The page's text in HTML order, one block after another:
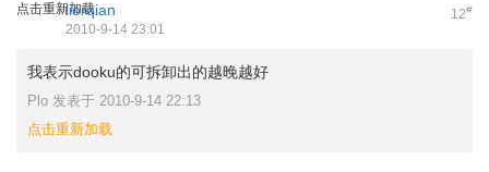
点击重新加载 12#
liorqian
2010-9-14 23:01
我表示dooku的可拆卸出的越晚越好
Plo 发表于 2010-9-14 22:13
点击重新加载